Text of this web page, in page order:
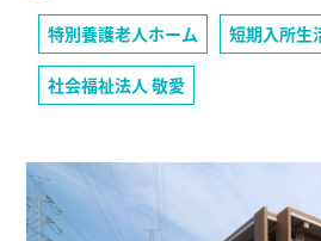
特別養護老人ホーム 短期入所生
社会福祉法人 敬愛